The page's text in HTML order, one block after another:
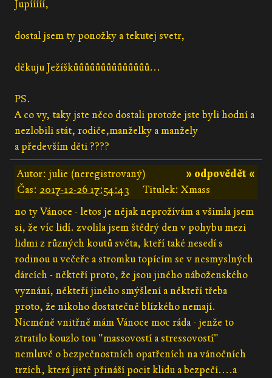
Jupííííí,
dostal jsem ty ponožky a tekutej svetr,
děkuju Ježíškůůůůůůůůůůůůůů...
PS.
A co vy, taky jste něco dostali protože jste byli hodní a
nezlobili stát, rodiče,manželky a manžely
a především děti ????
» odpovědět «
Autor: julie (neregistrovaný)
Čas: 2017-12-26 17:54:43
Titulek: Xmass
no ty Vánoce - letos je nějak neprožívám a všimla jsem
si, že víc lidí. zvolila jsem štědrý den v pohybu mezi
lidmi z různých koutů světa, kteří také nesedí s
rodinou u večeře a stromku topícím se v nesmyslných
dárcích - někteří proto, že jsou jiného náboženského
vyznání, někteří jiného smýšlení a někteří třeba
proto, že nikoho dostatečně blízkého nemají.
Nicméně vnitřně mám Vánoce moc ráda - jenže to
ztratilo kouzlo tou "massovostí a stressovostí"
nemluvě o bezpečnostních opatřeních na vánočních
trzích, která jistě přináší pocit klidu a bezpečí....a